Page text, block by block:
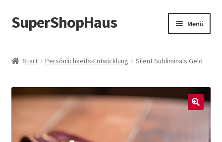
Zur
Navigation
Zum
Inhalt
SuperShopHaus Menü
Start Persönlichkeits-Entwicklung Silent Subliminals Geld